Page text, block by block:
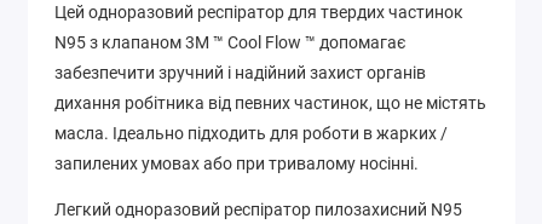
Цей одноразовий респіратор для твердих частинок
N95 з клапаном 3M ™ Cool Flow ™ допомагає
забезпечити зручний і надійний захист органів
дихання робітника від певних частинок, що не містять
масла. Ідеально підходить для роботи в жарких /
запилених умовах або при тривалому носінні.
Легкий одноразовий респіратор пилозахисний N95